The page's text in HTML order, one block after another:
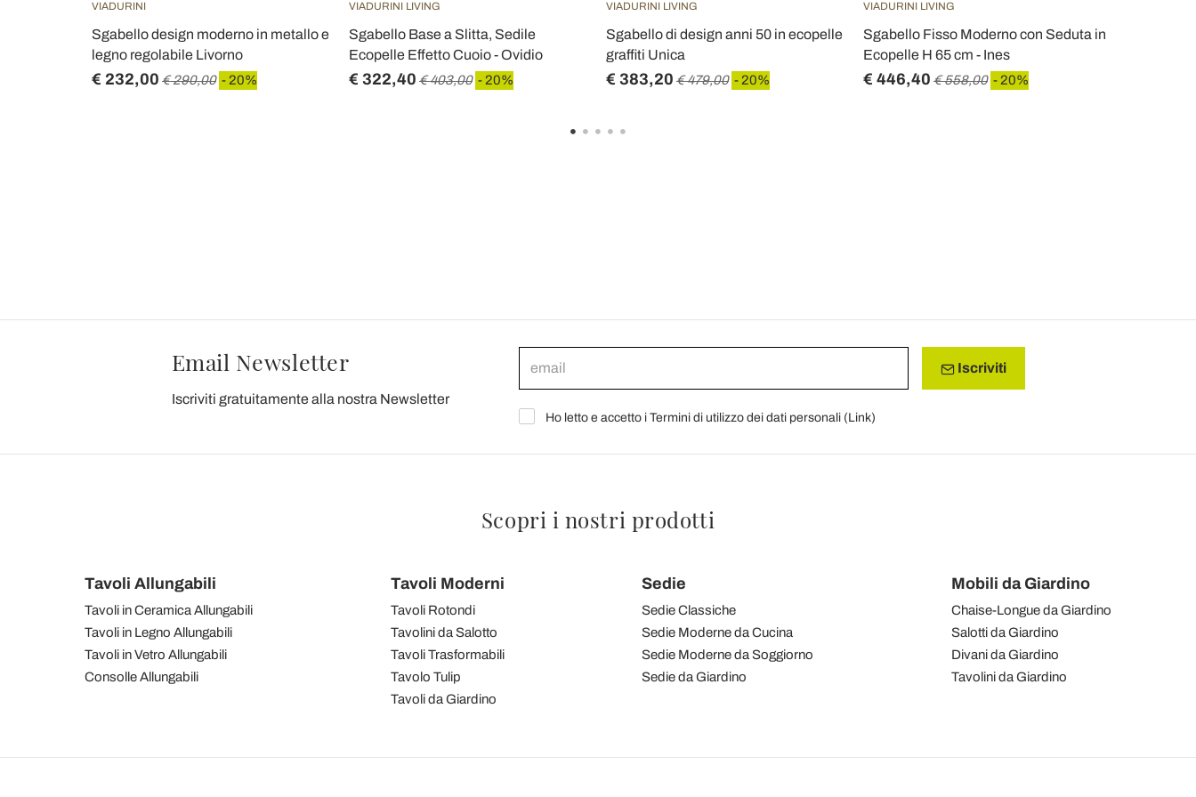
VIADURINI
Sgabello design moderno in metallo e
legno regolabile Livorno
€ 232,00 € 290,00 - 20%
VIADURINI LIVING
Sgabello Base a Slitta, Sedile
Ecopelle Effetto Cuoio - Ovidio
€ 322,40 € 403,00 - 20%
VIADURINI LIVING
Sgabello di design anni 50 in ecopelle
graffiti Unica
€ 383,20 € 479,00 - 20%
VIADURINI LIVING
Sgabello Fisso Moderno con Seduta in
Ecopelle H 65 cm - Ines
€ 446,40 € 558,00 - 20%
Email Newsletter
Iscriviti gratuitamente alla nostra Newsletter
Iscriviti
Ho letto e accetto i Termini di utilizzo dei dati personali (Link)
Scopri i nostri prodotti
Tavoli Allungabili
Tavoli in Ceramica Allungabili
Tavoli in Legno Allungabili
Tavoli in Vetro Allungabili
Consolle Allungabili
Tavoli Moderni
Tavoli Rotondi
Tavolini da Salotto
Tavoli Trasformabili
Tavolo Tulip
Tavoli da Giardino
Sedie
Sedie Classiche
Sedie Moderne da Cucina
Sedie Moderne da Soggiorno
Sedie da Giardino
Mobili da Giardino
Chaise-Longue da Giardino
Salotti da Giardino
Divani da Giardino
Tavolini da Giardino